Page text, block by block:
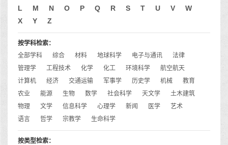
L
M N O P Q R S T U V
W
X
Y Z
按学科检索：
全部学科
综合 材料 地球科学 电子与通讯
法律
管理学
工程技术 化学 化工 环境科学
航空航天
计算机
经济 交通运输 军事学 历史学 机械
教育
农业
能源 生物 数学 社会科学 天文学
土木建筑
物理
文学 信息科学 心理学 新闻 医学
艺术
语言
哲学 宗教学 生命科学
按类型检索：